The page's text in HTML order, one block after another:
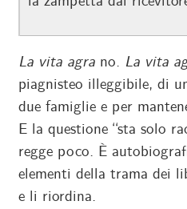
La vita agra no. La vita
piagnisteo illeggibile, di
due famiglie e per
E la questione “sta solo
regge poco. È
elementi della trama dei
e li riordina.